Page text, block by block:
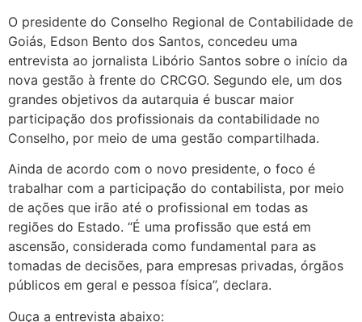
O presidente do Conselho Regional de Contabilidade de
Goiás, Edson Bento dos Santos, concedeu uma
entrevista ao jornalista Libório Santos sobre o início da
nova gestão à frente do CRCGO. Segundo ele, um dos
grandes objetivos da autarquia é buscar maior
participação dos profissionais da contabilidade no
Conselho, por meio de uma gestão compartilhada.
Ainda de acordo com o novo presidente, o foco é
trabalhar com a participação do contabilista, por meio
de ações que irão até o profissional em todas as
regiões do Estado. “É uma profissão que está em
ascensão, considerada como fundamental para as
tomadas de decisões, para empresas privadas, órgãos
públicos em geral e pessoa física”, declara.
Ouça a entrevista abaixo: